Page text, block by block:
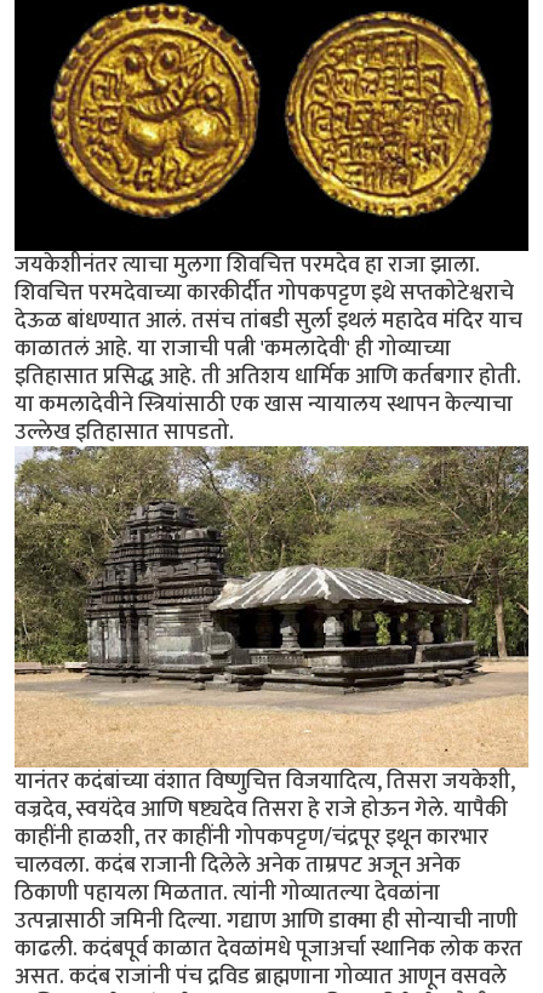
जयकेशीनंतर त्याचा मुलगा शिवचित्त परमदेव हा राजा झाला.
शिवचित्त परमदेवाच्या कारकीर्दीत गोपकपट्टण इथे सप्तकोटेश्वराचे
देऊळ बांधण्यात आलं. तसंच तांबडी सुर्ला इथलं महादेव मंदिर याच
काळातलं आहे. या राजाची पत्नी 'कमलादेवी' ही गोव्याच्या
इतिहासात प्रसिद्ध आहे. ती अतिशय धार्मिक आणि कर्तबगार होती.
या कमलादेवीने स्त्रियांसाठी एक खास न्यायालय स्थापन केल्याचा
उल्लेख इतिहासात सापडतो.
यानंतर कदंबांच्या वंशात विष्णुचित्त विजयादित्य, तिसरा जयकेशी,
वज्रदेव, स्वयंदेव आणि षष्ट्यदेव तिसरा हे राजे होऊन गेले. यापैकी
काहींनी हाळशी, तर काहींनी गोपकपट्टण/चंद्रपूर इथून कारभार
चालवला. कदंब राजानी दिलेले अनेक ताम्रपट अजून अनेक
ठिकाणी पहायला मिळतात. त्यांनी गोव्यातल्या देवळांना
उत्पन्नासाठी जमिनी दिल्या. गद्याण आणि डाक्मा ही सोन्याची नाणी
काढली. कदंबपूर्व काळात देवळांमधे पूजाअर्चा स्थानिक लोक करत
असत. कदंब राजांनी पंच द्रविड ब्राह्मणाना गोव्यात आणून वसवले